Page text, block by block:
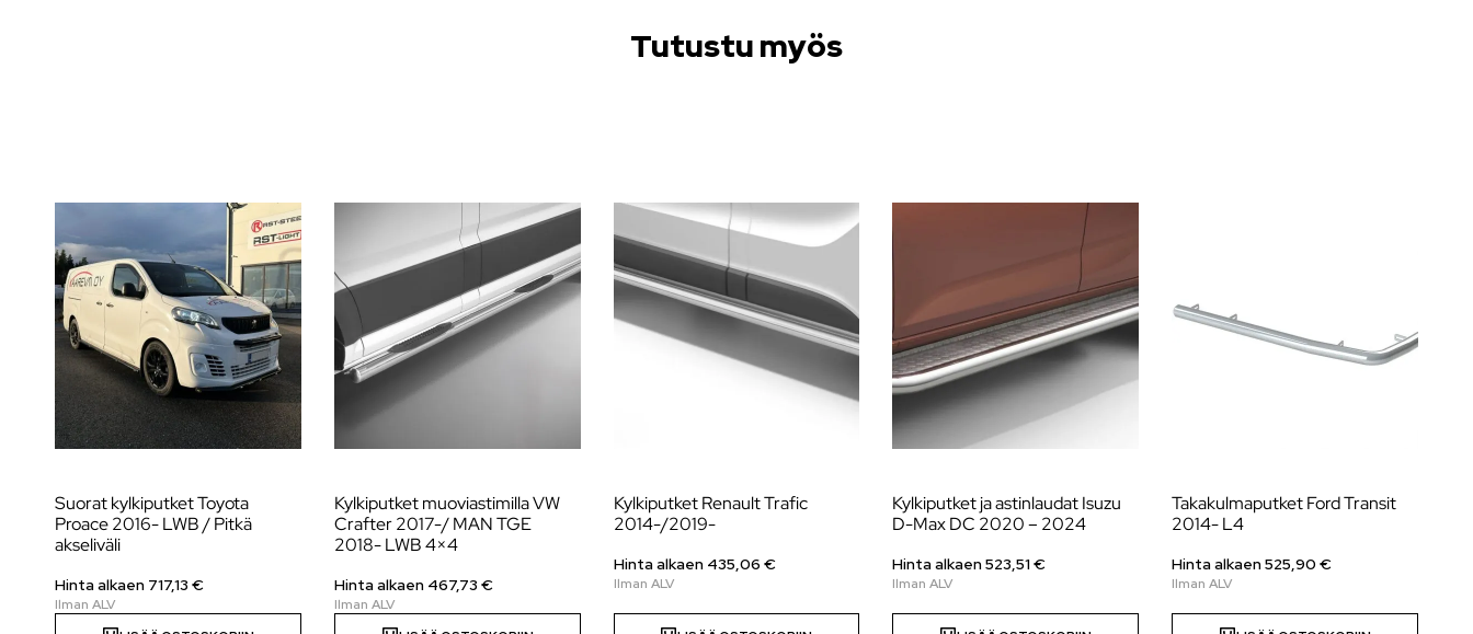
Tutustu myös
Suorat kylkiputket Toyota
Proace 2016- LWB / Pitkä
akseliväli
Hinta alkaen 717,13 €
Kylkiputket muoviastimilla VW
Crafter 2017-/ MAN TGE
2018- LWB 4×4
Hinta alkaen 467,73 €
Kylkiputket Renault Trafic
2014-/2019-
Hinta alkaen 435,06 €
Kylkiputket ja astinlaudat Isuzu
D-Max DC 2020 – 2024
Hinta alkaen523,51€
Takakulmaputket Ford Transit
2014- L4
Hinta alkaen525,90€